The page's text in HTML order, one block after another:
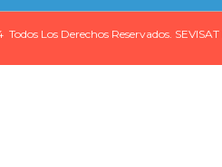
Los Derechos Reservados.